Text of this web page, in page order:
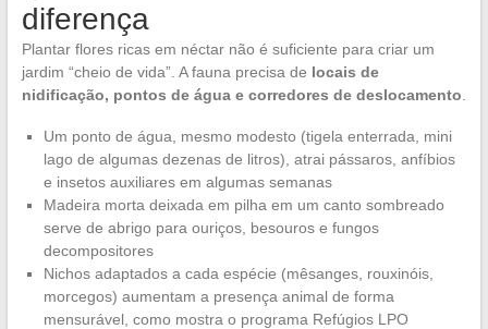
diferença
Plantar flores ricas em néctar não é suficiente para criar um
jardim “cheio de vida”. A fauna precisa de locais de
nidificação, pontos de água e corredores de deslocamento
Um ponto de água, mesmo modesto (tigela enterrada, mini
lago de algumas dezenas de litros), atrai pássaros, anfíbios
e insetos auxiliares em algumas semanas
Madeira morta deixada em pilha em um canto sombreado
serve de abrigo para ouriços, besouros e fungos
decompositores
Nichos adaptados a cada espécie (mêsanges, rouxinóis,
morcegos) aumentam a presença animal de forma
mensurável, como mostra o programa Refúgios LPO